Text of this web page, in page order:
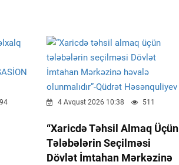
4 Avqust 2026 10:38 511
“Xaricdə Təhsil Almaq Üçün
Tələbələrin Seçilməsi
Dövlət İmtahan Mərkəzinə